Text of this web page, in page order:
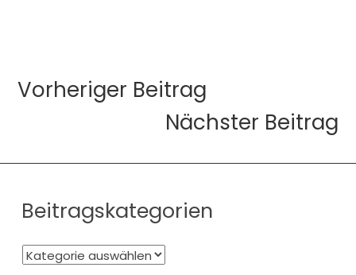
Vorheriger Beitrag
Nächster Beitrag
Beitragskategorien